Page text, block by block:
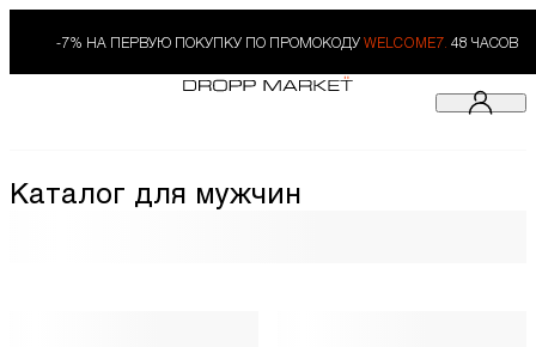
-7% НА ПЕРВУЮ ПОКУПКУ ПО ПРОМОКОДУ WELCOME7. 48 ЧАСОВ
Каталог для мужчин